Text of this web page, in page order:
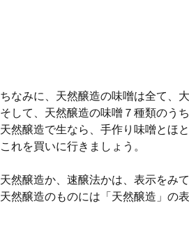
ちなみに、天然醸造の味噌は全て、大
そして、天然醸造の味噌７種類のう
天然醸造で生なら、手作り味噌とほ
これを買いに行きましょう。
天然醸造か、速醸法かは、表示をみて
天然醸造のものには「天然醸造」の表